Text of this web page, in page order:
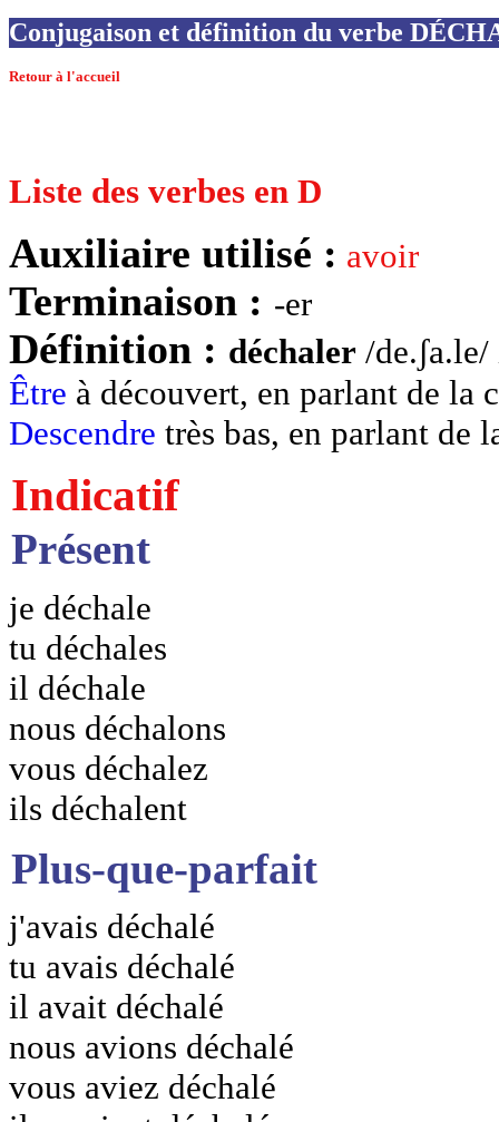
Conjugaison et définition du verbe
Retour à l'accueil
Liste des verbes en D
Auxiliaire utilisé : avoir
Terminaison : -er
Définition : déchaler /
Être à découvert, en parlant de la
Descendre très bas, en parlant de
Indicatif
Présent
je déchale
tu déchales
il déchale
nous déchalons
vous déchalez
ils déchalent
Plus-que-parfait
j'avais déchalé
tu avais déchalé
il avait déchalé
nous avions déchalé
vous aviez déchalé